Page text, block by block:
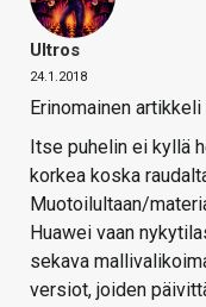
Ultros
24.1.2018
Erinomainen
Itse puhelin ei kyllä
korkea koska
Muotoilultaan/
Huawei vaan
sekava
versiot, joiden